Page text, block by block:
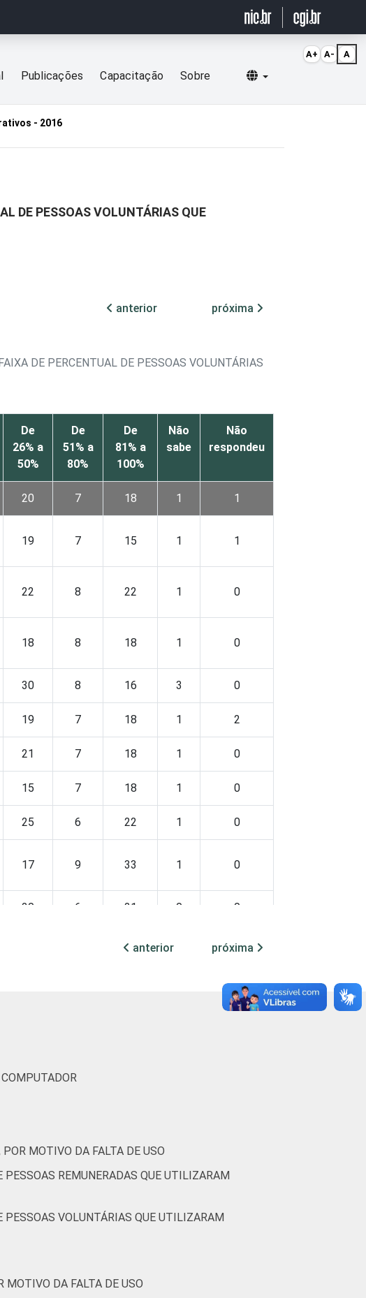
Publicações Capacitação Sobre Selecionar idioma
- 2016
DE PESSOAS VOLUNTÁRIAS QUE
anterior
próxima
DE PERCENTUAL DE PESSOAS VOLUNTÁRIAS
De
26% a
50%
De
51% a
80%
De
81% a
100%
Não
sabe
Não
respondeu
20 7 18 1 1
19 7 15 1 1
22 8 22 1 0
18 8 18 1 0
30 8 16 3 0
19 7 18 1 2
21 7 18 1 0
15 7 18 1 0
25 6 22 1 0
17 9 33 1 0
20 6 21 0 0
32 0
1
(Cetic.br), Pesquisa sobre o uso das
anterior próxima
MOTIVO DA FALTA DE USO
REMUNERADAS QUE UTILIZARAM
VOLUNTÁRIAS QUE UTILIZARAM
MOTIVO DA FALTA DE USO
A+ A- A